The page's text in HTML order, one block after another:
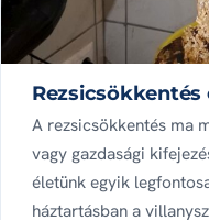
Rezsi­csökkentés
A rezsicsökkentés ma
vagy gazdasági
életünk egyik
háztartásban a